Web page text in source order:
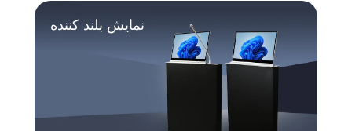
نمایش بلند کننده